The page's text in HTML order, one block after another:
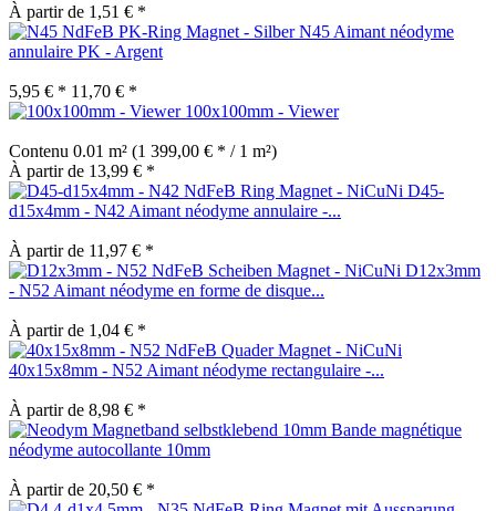
À partir de 1,51 € *
N45 Aimant néodyme
annulaire PK - Argent
5,95 € * 11,70 € *
100x100mm - Viewer
Contenu 0.01 m² (1 399,00 € * / 1 m²)
À partir de 13,99 € *
D45-
d15x4mm - N42 Aimant néodyme annulaire -...
À partir de 11,97 € *
D12x3mm
- N52 Aimant néodyme en forme de disque...
À partir de 1,04 € *
40x15x8mm - N52 Aimant néodyme rectangulaire -...
À partir de 8,98 € *
Bande magnétique
néodyme autocollante 10mm
À partir de 20,50 € *